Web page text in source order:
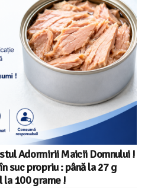
Adormirii Maicii Domnului !
suc propriu : până la 27 g
la 100 grame !